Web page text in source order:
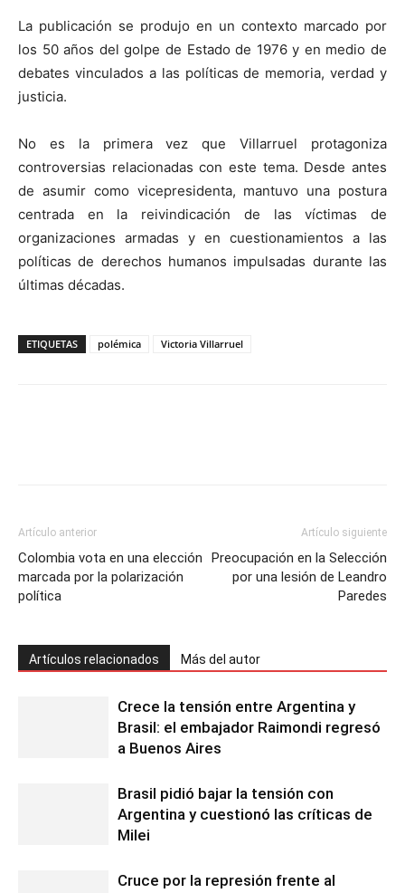
La publicación se produjo en un contexto marcado por
los 50 años del golpe de Estado de 1976 y en medio de
debates vinculados a las políticas de memoria, verdad y
justicia.
No es la primera vez que Villarruel protagoniza
controversias relacionadas con este tema. Desde antes
de asumir como vicepresidenta, mantuvo una postura
centrada en la reivindicación de las víctimas de
organizaciones armadas y en cuestionamientos a las
políticas de derechos humanos impulsadas durante las
últimas décadas.
ETIQUETAS polémica Victoria Villarruel
Artículo anterior
Colombia vota en una elección
marcada por la polarización
política
Artículo siguiente
Preocupación en la Selección
por una lesión de Leandro
Paredes
Artículos relacionados Más del autor
Crece la tensión entre Argentina y
Brasil: el embajador Raimondi regresó
a Buenos Aires
Brasil pidió bajar la tensión con
Argentina y cuestionó las críticas de
Milei
Cruce por la represión frente al